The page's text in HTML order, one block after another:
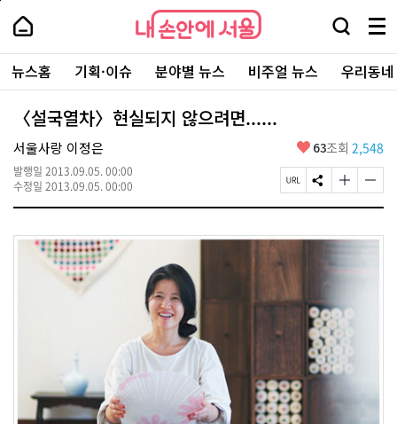
본
로
가
내
손
안
에
서
울
서
울
시
대
표
소
포
내
손
에
울
검
창
열
기
메
뉴
전
체
보
주
요
서
뉴스홈 기획·이슈 분야별 뉴스 비주얼 뉴스 우리동
〈설국열차〉현실되지 않으려면......
서울사랑 이정은
발행일 2013.09.05. 00:00
수정일 2013.09.05. 00:00
좋
요
63조회 2,548
페
이
U
R
L
복
S
N
공
유
하
기
글
자
기
크
하
기
글
자
기
작
페
상
단
로